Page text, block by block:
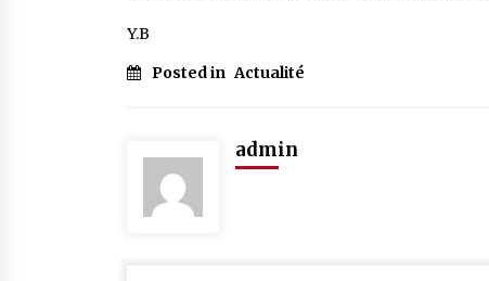
Y.B
Posted in Actualité
admin